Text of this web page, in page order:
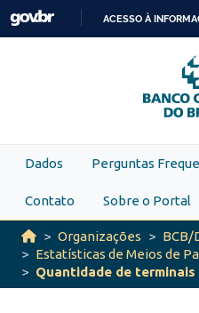
Skip to main content
ACESSO À
Dados Perguntas
Contato Sobre o Portal
Organizações
BCB/
Estatísticas de Meios de
Quantidade de terminais